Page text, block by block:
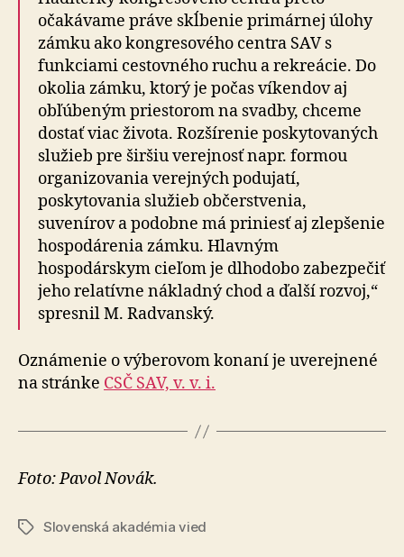
očakávame práve skĺbenie primárnej úlohy
zámku ako kongresového centra SAV s
funkciami cestovného ruchu a rekreácie. Do
okolia zámku, ktorý je počas víkendov aj
obľúbeným priestorom na svadby, chceme
dostať viac života. Rozšírenie poskytovaných
služieb pre širšiu verejnosť napr. formou
organizovania verejných podujatí,
poskytovania služieb občerstvenia,
suvenírov a podobne má priniesť aj zlepšenie
hospodárenia zámku. Hlavným
hospodárskym cieľom je dlhodobo zabezpečiť
jeho relatívne nákladný chod a ďalší rozvoj,“
spresnil M. Radvanský.
Oznámenie o výberovom konaní je uverejnené
na stránke CSČ SAV, v. v. i.
Foto: Pavol Novák.
ZnačkySlovenská akadémia vied